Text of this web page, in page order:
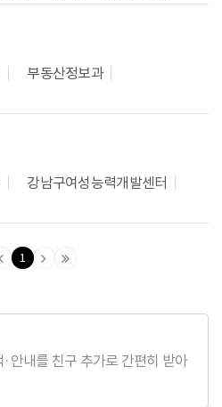
부동산정보과
강남구여성능력개발센터
이
로
1
다
로
맨
이
안내를 친구 추가로 간편히 받아